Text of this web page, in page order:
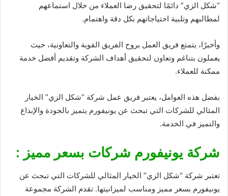
“شكل الزي” دائمًا لتحقيق رضا العملاء من خلال استماعهم
لمطالبهم وتلبية احتياجاتهم بكل دقة واهتمام.
وأخيرًا، يتمتع فريق العمل بروح الفريق القوية والتعاونية، حيث
يعملون بتناغم وتعاون لتحقيق أهداف الشركة وتقديم أفضل خدمة
ممكنة للعملاء.
بفضل هذه العوامل، يعتبر فريق عمل شركة “شكل الزي” الخيار
المثالي للشركات التي تبحث عن يونيفورم يتميز بالجودة والإبداع
والتميز في الخدمة.
شركة يونيفورم شركات بسعر مميز :
تعتبر شركة “شكل الزي” الخيار المثالي للشركات التي تبحث عن
يونيفورم بسعر مميز ومناسب لميزانيتها. تقدم الشركة مجموعة